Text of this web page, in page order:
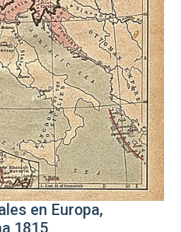
en Europa,
1815